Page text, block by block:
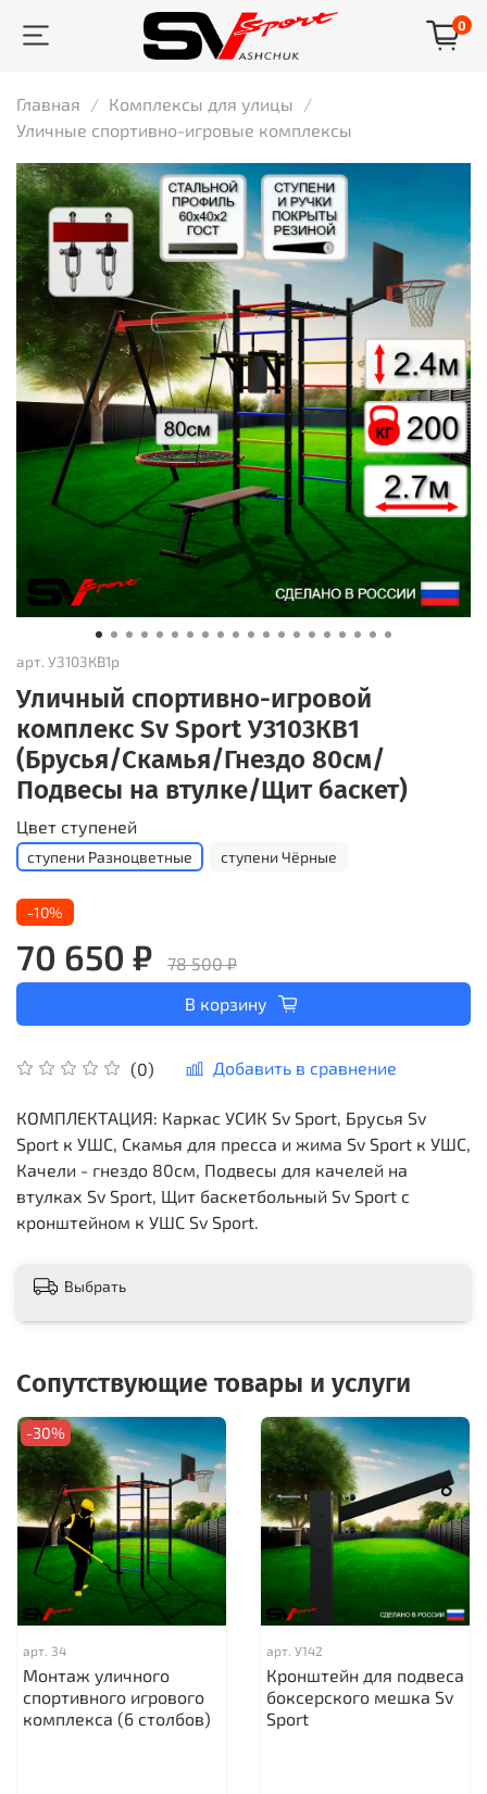
0
Главная
Комплексы для улицы
Уличные спортивно-игровые комплексы
арт. У3103КВ1р
Уличный спортивно-игровой
комплекс Sv Sport У3103КВ1
(Брусья/Скамья/Гнездо 80см/
Подвесы на втулке/Щит баскет)
(0) Добавить в сравнение
Цвет ступеней
ступени Разноцветные ступени Чёрные
-10%
70 650 ₽
78 500 ₽
В корзину
КОМПЛЕКТАЦИЯ: Каркас УСИК Sv Sport, Брусья Sv
Sport к УШС, Скамья для пресса и жима Sv Sport к УШС,
Качели - гнездо 80см, Подвесы для качелей на
втулках Sv Sport, Щит баскетбольный Sv Sport c
кронштейном к УШС Sv Sport.
Выбрать
Сопутствующие товары и услуги
-30%
арт. 34
Монтаж уличного
спортивного игрового
комплекса (6 столбов)
арт. У142
Кронштейн для подвеса
боксерского мешка Sv
Sport